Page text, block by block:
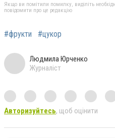
Якщо ви помітили помилку, виділіть
повідомити про це редакцію
#фрукти #цукор
Людмила Юрченко
Журналіст
Авторизуйтесь, щоб оцінити